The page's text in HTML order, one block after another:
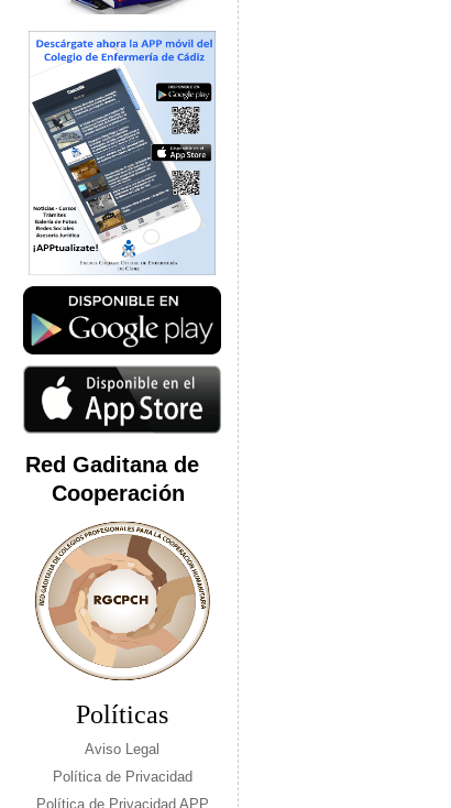
Red Gaditana de
Cooperación
Políticas
Aviso Legal
Política de Privacidad
Política de Privacidad APP